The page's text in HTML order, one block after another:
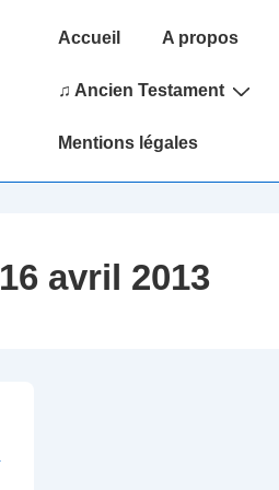
Main
Accueil A propos
♫ Ancien Testament
Mentions légales
16 avril 2013